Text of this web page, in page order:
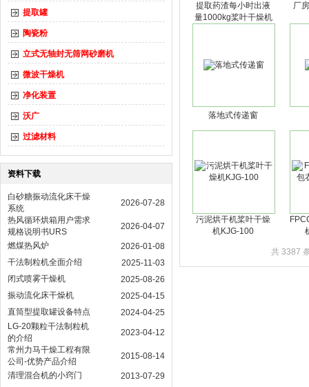
提取罐
陶瓷粉
立式无轴封无筛网砂磨机
微波干燥机
净化装置
沃广
过滤材料
资料下载
白砂糖振动流化床干燥
系统
2026-07-28
热风循环烘箱用户需求
规格说明书URS
2026-04-07
燃煤热风炉
2026-01-08
干法制粒机全面介绍
2025-11-03
闭式喷雾干燥机
2025-08-26
振动流化床干燥机
2025-04-15
直筒型提取罐设备特点
2024-04-25
LG-20颗粒干法制粒机
的介绍
2023-04-12
常州力马干燥工程有限
公司-优势产品介绍
2015-08-14
清理混合机的小窍门
2013-07-29
提取药渣每小时出液
量1000kg桨叶干燥机
厂
落地式传递窗
污泥烘干机桨叶干燥
机KJG-100
共 3387